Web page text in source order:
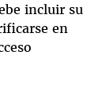
incluir su
en